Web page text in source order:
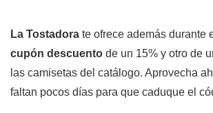
La Tostadora te ofrece además durante
cupón descuento de un 15% y otro de
las camisetas del catálogo. Aprovecha
faltan pocos días para que caduque el